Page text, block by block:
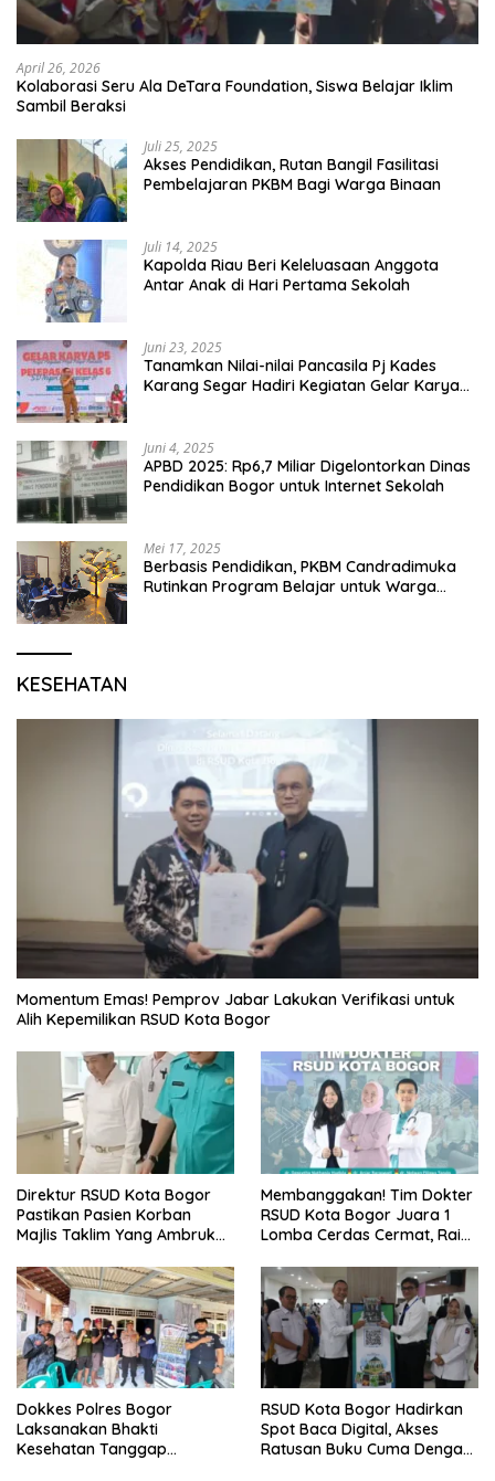
April 26, 2026
Kolaborasi Seru Ala DeTara Foundation, Siswa Belajar Iklim
Sambil Beraksi
Juli 25, 2025
Akses Pendidikan, Rutan Bangil Fasilitasi
Pembelajaran PKBM Bagi Warga Binaan
Juli 14, 2025
Kapolda Riau Beri Keleluasaan Anggota
Antar Anak di Hari Pertama Sekolah
Juni 23, 2025
Tanamkan Nilai-nilai Pancasila Pj Kades
Karang Segar Hadiri Kegiatan Gelar Karya
Juni 4, 2025
APBD 2025: Rp6,7 Miliar Digelontorkan Dinas
Pendidikan Bogor untuk Internet Sekolah
Mei 17, 2025
Berbasis Pendidikan, PKBM Candradimuka
Rutinkan Program Belajar untuk Warga
KESEHATAN
Momentum Emas! Pemprov Jabar Lakukan Verifikasi untuk
Alih Kepemilikan RSUD Kota Bogor
Direktur RSUD Kota Bogor
Pastikan Pasien Korban
Majlis Taklim Yang Ambruk
Perawatan Maksimal
Membanggakan! Tim Dokter
RSUD Kota Bogor Juara 1
Lomba Cerdas Cermat, Raih
Se-Bogor
Dokkes Polres Bogor
Laksanakan Bhakti
Kesehatan Tanggap
RSUD Kota Bogor Hadirkan
Spot Baca Digital, Akses
Ratusan Buku Cuma Dengan